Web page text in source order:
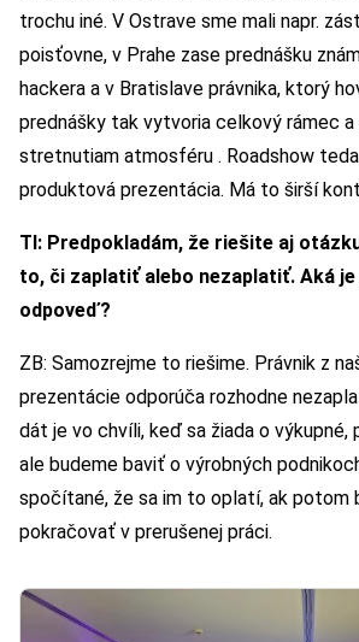
trochu iné. V Ostrave sme mali napr.
poisťovne, v Prahe zase prednášku
hackera a v Bratislave právnika, ktorý
prednášky tak vytvoria celkový rámec
stretnutiam atmosféru . Roadshow
produktová prezentácia. Má to širší
TI: Predpokladám, že riešite aj
to, či zaplatiť alebo nezaplatiť. Aká
odpoveď?
ZB: Samozrejme to riešime. Právnik z
prezentácie odporúča rozhodne
dát je vo chvíli, keď sa žiada o výkupné,
ale budeme baviť o výrobných
spočítané, že sa im to oplatí, ak potom
pokračovať v prerušenej práci.